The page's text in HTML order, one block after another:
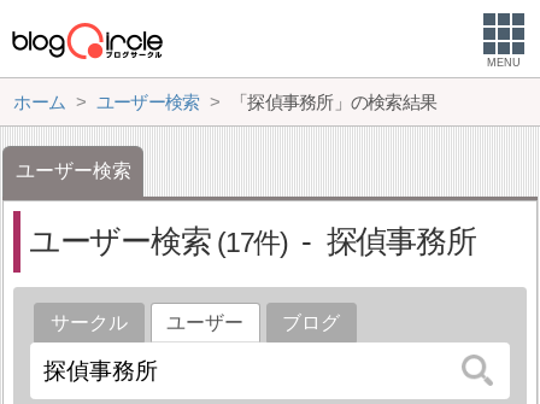
MENU
ホーム ユーザー検索 「探偵事務所」の検索結果
ユーザー検索
ユーザー検索 17 探偵事務所
サークル ユーザー ブログ